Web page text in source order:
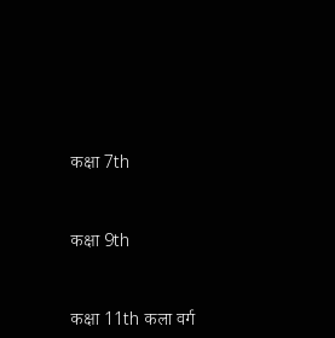
कक्षा 7th
कक्षा 9th
कक्षा 11th कला वर्ग